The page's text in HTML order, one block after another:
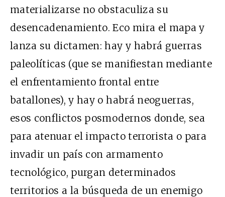
materializarse no obstaculiza su
desencadenamiento. Eco mira el mapa y
lanza su dictamen: hay y habrá guerras
paleolíticas (que se manifiestan mediante
el enfrentamiento frontal entre
batallones), y hay o habrá neoguerras,
esos conflictos posmodernos donde, sea
para atenuar el impacto terrorista o para
invadir un país con armamento
tecnológico, purgan determinados
territorios a la búsqueda de un enemigo